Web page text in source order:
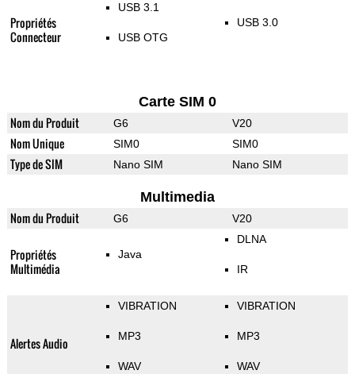
Propriétés
Connecteur
USB 3.1
USB OTG
USB 3.0
Carte SIM 0
Nom du Produit G6 V20
Nom Unique SIM0 SIM0
Type de SIM Nano SIM Nano SIM
Multimedia
Nom du Produit G6 V20
Propriétés
Multimédia
Java
DLNA
IR
Alertes Audio
VIBRATION
MP3
WAV
VIBRATION
MP3
WAV